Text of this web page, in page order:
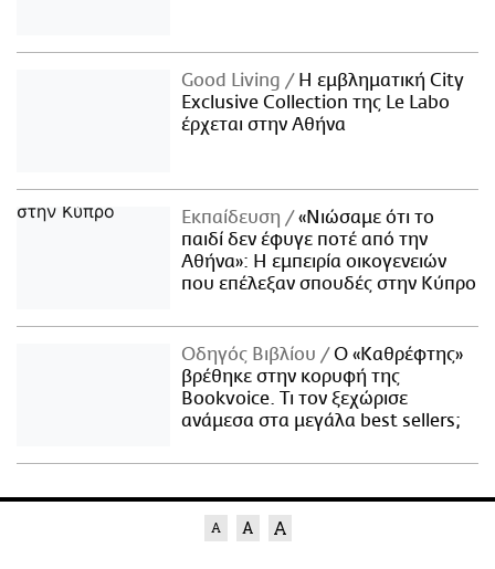
Good Living
Η εμβληματική City
Exclusive Collection της Le Labo
έρχεται στην Αθήνα
Εκπαίδευση
«Νιώσαμε ότι το
παιδί δεν έφυγε ποτέ από την
Αθήνα»: Η εμπειρία οικογενειών
που επέλεξαν σπουδές στην Κύπρο
Οδηγός Βιβλίου
Ο «Καθρέφτης»
βρέθηκε στην κορυφή της
Bookvoice. Τι τον ξεχώρισε
ανάμεσα στα μεγάλα best sellers;